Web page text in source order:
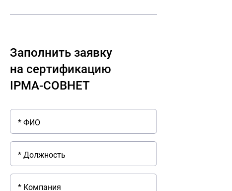
Заполнить заявку
на сертификацию
IPMA-СОВНЕТ